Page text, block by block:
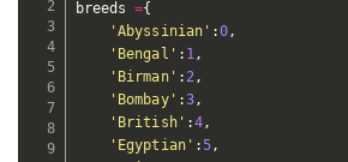
breeds ={
'Abyssinian' :0,
'Bengal' : 1,
'Birman' : 2,
'Bombay' :3,
'British' :4,
'Egyptian' :5,